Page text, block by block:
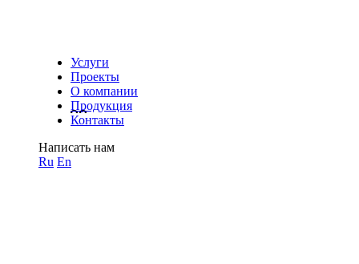
Услуги
Проекты
О компании
Продукция
Контакты
Написать нам
Ru En